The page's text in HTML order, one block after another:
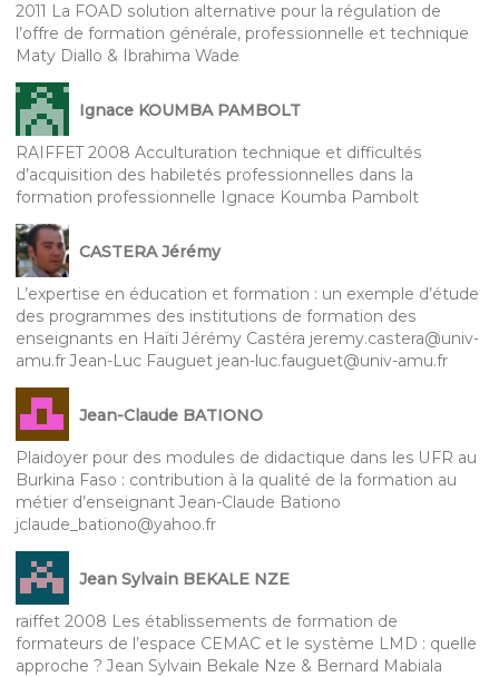
2011 La FOAD solution alternative pour la régulation de
l’offre de formation générale, professionnelle et technique
Maty Diallo & Ibrahima Wade
Ignace KOUMBA PAMBOLT
RAIFFET 2008 Acculturation technique et difficultés
d’acquisition des habiletés professionnelles dans la
formation professionnelle Ignace Koumba Pambolt
CASTERA Jérémy
L’expertise en éducation et formation : un exemple d’étude
des programmes des institutions de formation des
enseignants en Haïti Jérémy Castéra jeremy.castera@univ-
amu.fr Jean-Luc Fauguet jean-luc.fauguet@univ-amu.fr
Jean-Claude BATIONO
Plaidoyer pour des modules de didactique dans les UFR au
Burkina Faso : contribution à la qualité de la formation au
métier d’enseignant Jean-Claude Bationo
jclaude_bationo@yahoo.fr
Jean Sylvain BEKALE NZE
raiffet 2008 Les établissements de formation de
formateurs de l’espace CEMAC et le système LMD : quelle
approche ? Jean Sylvain Bekale Nze & Bernard Mabiala